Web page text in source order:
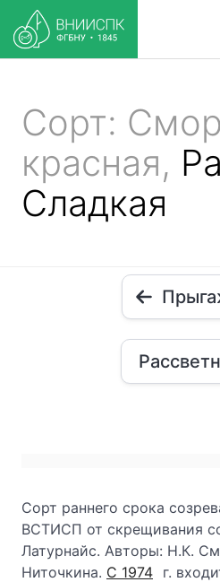
Сорт:
красная,
Сладкая
Сорт раннего срока
ВСТИСП от скрещивания
Латурнайс. Авторы: Н.К.
Ниточкина. С 1974 г.